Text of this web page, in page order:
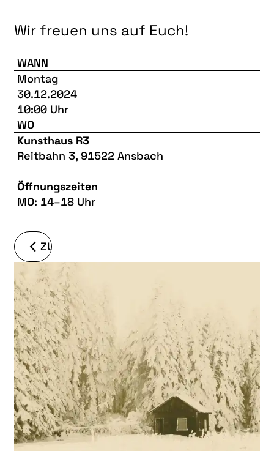
Wir freuen uns auf Euch!
WANN
Montag
30.12.2024
10:00 Uhr
WO
Kunsthaus R3
Reitbahn 3, 91522 Ansbach
Öffnungszeiten
MO: 14–18 Uhr
ZURÜCK